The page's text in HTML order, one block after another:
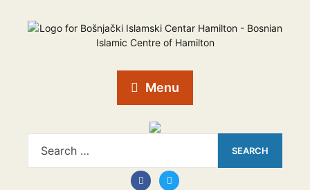
Menu